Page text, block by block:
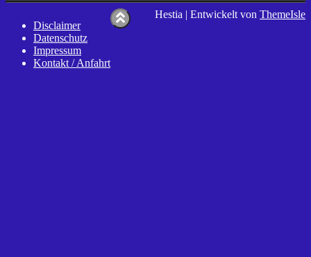
Disclaimer
Datenschutz
Impressum
Kontakt / Anfahrt
Hestia | Entwickelt von ThemeIsle